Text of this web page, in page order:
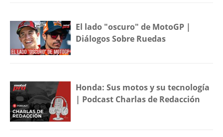
El lado "oscuro" de MotoGP |
Diálogos Sobre Ruedas
Honda: Sus motos y su tecnología
| Podcast Charlas de Redacción